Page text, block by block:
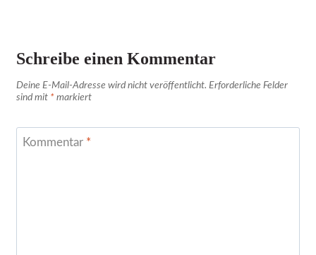
Schreibe einen Kommentar
Deine E-Mail-Adresse wird nicht veröffentlicht. Erforderliche Felder
sind mit * markiert
Kommentar *